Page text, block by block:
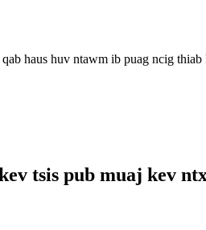
haus huv ntawm ib puag ncig
tsis pub muaj kev